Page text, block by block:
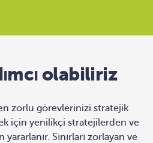
olabiliriz
zorlu görevlerinizi stratejik
için yenilikçi stratejilerden ve
Sınırları zorlayan ve